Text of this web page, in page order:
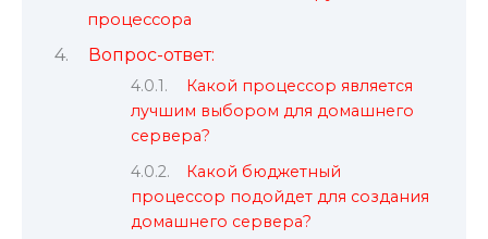
процессора
Вопрос-ответ:
Какой процессор является
лучшим выбором для домашнего
сервера?
Какой бюджетный
процессор подойдет для создания
домашнего сервера?